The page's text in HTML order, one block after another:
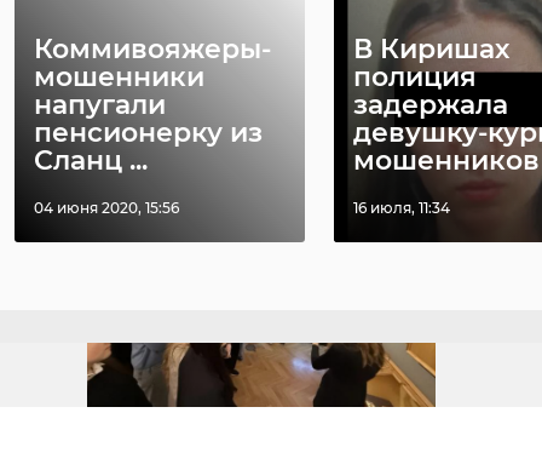
Коммивояжеры-
мошенники
напугали
пенсионерку из
Сланц ...
04 июня 2020, 15:56
В Киришах
полиция
задержала
девушку-
мошенников
16 июля, 11:34
Спортсменка из
Приозерска
победила в
международном т
01 ноября 2023, 17:10
Прокуратура
выявила
нарушения
спор ...
29 октября 2024, 13:32